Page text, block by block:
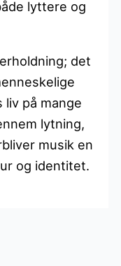
lyttere og
det
liv på mange
lytning,
musik en
og identitet.